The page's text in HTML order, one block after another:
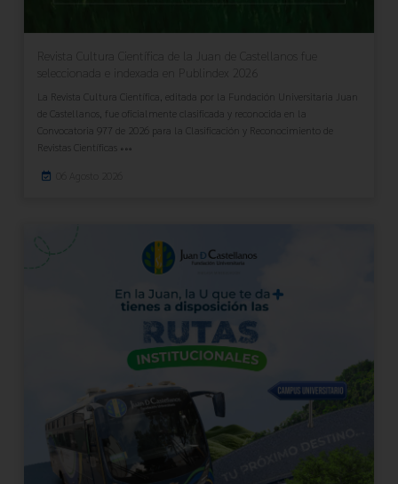
Revista Cultura Científica de la Juan de Castellanos fue
seleccionada e indexada en Publindex 2026
La Revista Cultura Científica, editada por la Fundación Universitaria Juan
de Castellanos, fue oficialmente clasificada y reconocida en la
Convocatoria 977 de 2026 para la Clasificación y Reconocimiento de
Revistas Científicas